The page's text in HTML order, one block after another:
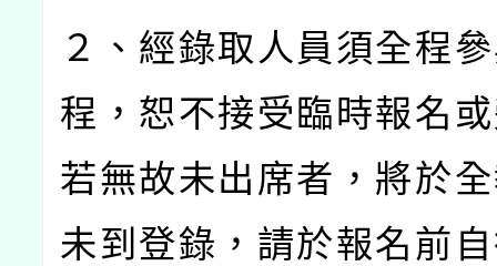
２、經錄取人員須全程
程，恕不接受臨時報名
若無故未出席者，將於
未到登錄，請於報名前